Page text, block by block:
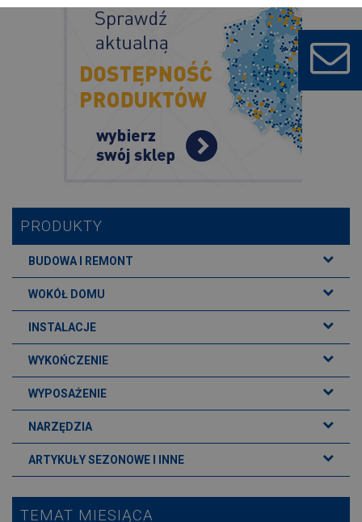
PRODUKTY
BUDOWA I REMONT
WOKÓŁ DOMU
INSTALACJE
WYKOŃCZENIE
WYPOSAŻENIE
NARZĘDZIA
ARTYKUŁY SEZONOWE I INNE
TEMAT MIESIĄCA